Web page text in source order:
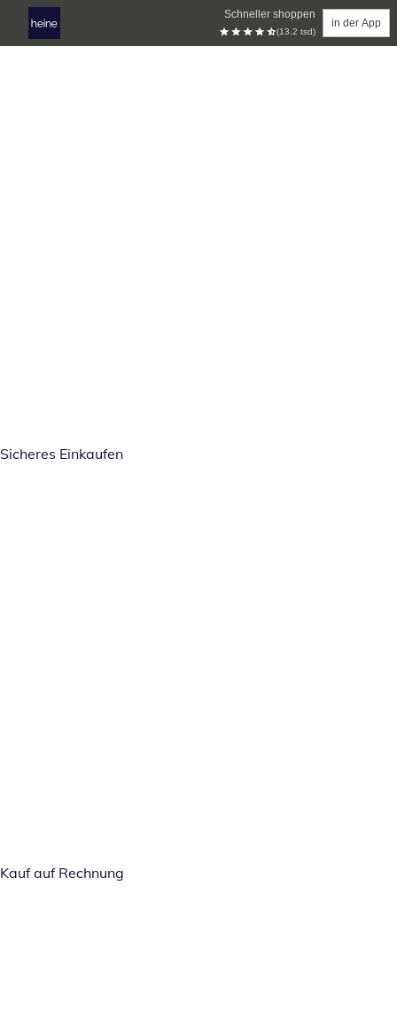
Schneller shoppen
(13.2 tsd)
in der App
Sicheres Einkaufen
Kauf auf Rechnung